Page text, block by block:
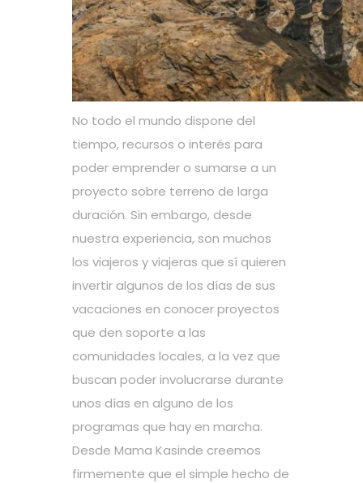
No todo el mundo dispone del
tiempo, recursos o interés para
poder emprender o sumarse a un
proyecto sobre terreno de larga
duración. Sin embargo, desde
nuestra experiencia, son muchos
los viajeros y viajeras que sí quieren
invertir algunos de los días de sus
vacaciones en conocer proyectos
que den soporte a las
comunidades locales, a la vez que
buscan poder involucrarse durante
unos días en alguno de los
programas que hay en marcha.
Desde Mama Kasinde creemos
firmemente que el simple hecho de